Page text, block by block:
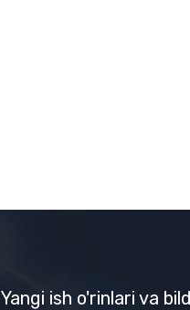
Yangi ish o'rinlari va